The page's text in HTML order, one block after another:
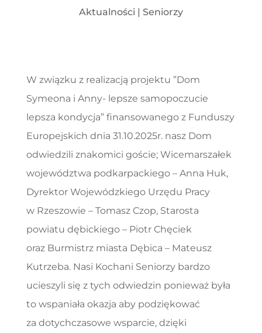
Aktualności | Seniorzy
W związku z realizacją projektu ”Dom
Symeona i Anny- lepsze samopoczucie
lepsza kondycja” finansowanego z Funduszy
Europejskich dnia 31.10.2025r. nasz Dom
odwiedzili znakomici goście; Wicemarszałek
województwa podkarpackiego – Anna Huk,
Dyrektor Wojewódzkiego Urzędu Pracy
w Rzeszowie – Tomasz Czop, Starosta
powiatu dębickiego – Piotr Chęciek
oraz Burmistrz miasta Dębica – Mateusz
Kutrzeba. Nasi Kochani Seniorzy bardzo
ucieszyli się z tych odwiedzin ponieważ była
to wspaniała okazja aby podziękować
za dotychczasowe wsparcie, dzięki